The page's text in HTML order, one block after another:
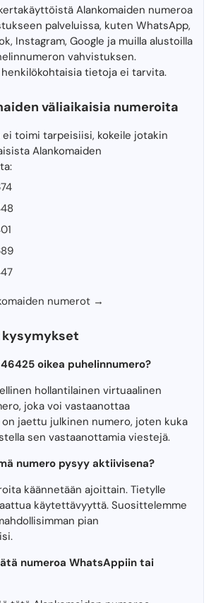
Alankomaiden numeroa
palveluissa, kuten WhatsApp,
Instagram, Google ja muilla alustoilla
vahvistuksen.
​​tietoja ei tarvita.
väliaikaisia ​​numeroita
toimi tarpeisiisi, kokeile jotakin
Alankomaiden
numerot →
oikea puhelinnumero?
hollantilainen virtuaalinen
joka voi vastaanottaa
jaettu julkinen numero, joten kuka
sen vastaanottamia viestejä.
numero pysyy aktiivisena?
käännetään ajoittain. Tietylle
käytettävyyttä. Suosittelemme
pian
numeroa WhatsAppiin tai